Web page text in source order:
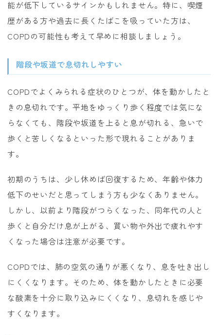
能が低下しているサインかもしれません。特に、喫煙
歴がある方や過去に長くたばこを吸っていた方は、
COPDの可能性も考えて早めに相談しましょう。
階段や坂道で息切れしやすい
COPDでよくみられる症状のひとつが、体を動かしたと
きの息切れです。平地をゆっくり歩く程度では気にな
らなくても、階段や坂道を上ると息が切れる、急いで
歩くと苦しくなるといった形で現れることがありま
す。
初期のうちは、少し休めば回復するため、年齢や体力
低下のせいだと思ってしまう方も少なくありません。
しかし、以前より階段がつらくなった、同年代の人と
歩くと自分だけ息が上がる、買い物や外出で疲れやす
くなった場合は注意が必要です。
COPDでは、肺の空気の通りが悪くなり、息を吐き出し
にくくなります。そのため、体を動かしたときに必要
な酸素を十分に取り込みにくくなり、息切れを感じや
すくなります。